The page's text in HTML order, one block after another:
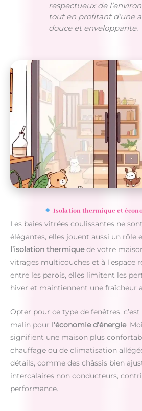
respectueux de
tout en profitant d’une
douce et enveloppante.
Isolation thermique et
Les baies vitrées coulissantes ne
élégantes, elles jouent aussi un rôle
l’isolation thermiquede votre
vitrages multicouches et à l’espace
entre les parois, elles limitent les
hiver et maintiennent une fraîcheur
Opter pour ce type de fenêtres,
malin pour
l’économie d’énergie.
signifient une maison plus
chauffage ou de climatisation
détails, comme des châssis bien
intercalaires non conducteurs,
performance.